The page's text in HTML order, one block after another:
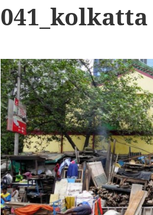
041_kolkatta